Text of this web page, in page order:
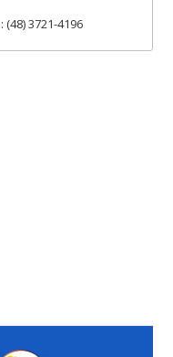
3721-4196